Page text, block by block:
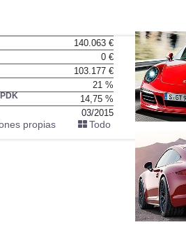
140.063 €
0 €
103.177 €
21 %
14,75 %
03/2015